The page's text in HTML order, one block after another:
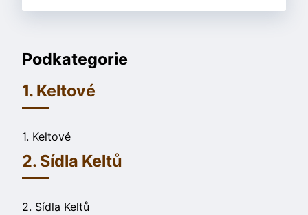
Podkategorie
1. Keltové
1. Keltové
2. Sídla Keltů
2. Sídla Keltů